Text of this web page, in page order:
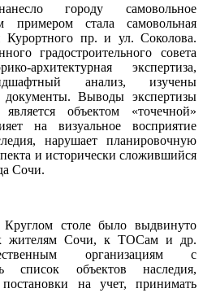
городу самовольное
примером стала самовольная
Курортного пр. и ул. Соколова.
градостроительного совета
архитектурная экспертиза,
анализ, изучены
Выводы экспертизы
объектом «точечной»
на визуальное восприятие
нарушает планировочную
и исторически сложившийся
Сочи.
столе было выдвинуто
к жителям Сочи, к ТОСам и др.
организациям с
список объектов наследия,
на учет, принимать